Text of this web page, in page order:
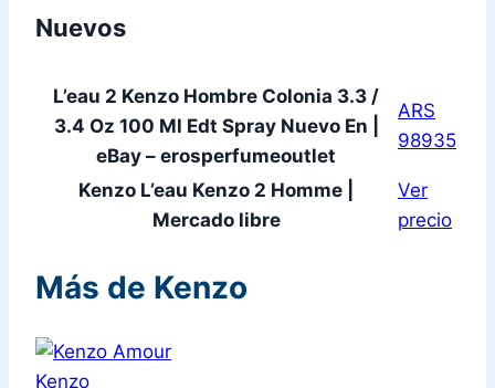
Nuevos
L’eau 2 Kenzo Hombre Colonia 3.3 /
3.4 Oz 100 Ml Edt Spray Nuevo En |
eBay – erosperfumeoutlet
ARS
98935
Kenzo L’eau Kenzo 2 Homme |
Mercado libre
Ver
precio
Más de Kenzo
Kenzo